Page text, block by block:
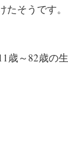
そうです。
歳～82歳の生